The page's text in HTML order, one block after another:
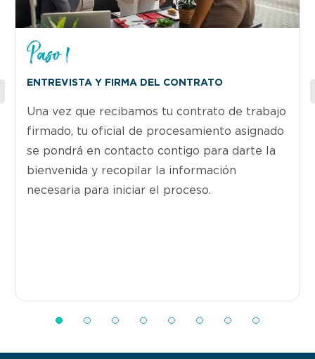
Paso 1
ENTREVISTA Y FIRMA DEL CONTRATO
Una vez que recibamos tu contrato de trabajo
firmado, tu oficial de procesamiento asignado
se pondrá en contacto contigo para darte la
bienvenida y recopilar la información
necesaria para iniciar el proceso.